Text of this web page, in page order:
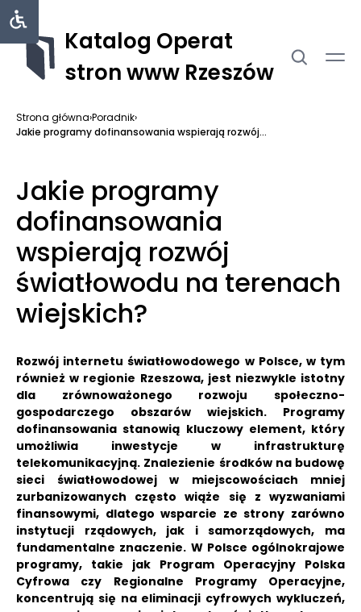
Katalog Operat
stron www Rzeszów
Strona główna›Poradnik›
Jakie programy dofinansowania wspierają rozwój...
Jakie programy
dofinansowania
wspierają rozwój
światłowodu na terenach
wiejskich?
Rozwój internetu światłowodowego w Polsce, w tym
również w regionie Rzeszowa, jest niezwykle istotny
dla zrównoważonego rozwoju społeczno-
gospodarczego obszarów wiejskich. Programy
dofinansowania stanowią kluczowy element, który
umożliwia inwestycje w infrastrukturę
telekomunikacyjną. Znalezienie środków na budowę
sieci światłowodowej w miejscowościach mniej
zurbanizowanych często wiąże się z wyzwaniami
finansowymi, dlatego wsparcie ze strony zarówno
instytucji rządowych, jak i samorządowych, ma
fundamentalne znaczenie. W Polsce ogólnokrajowe
programy, takie jak Program Operacyjny Polska
Cyfrowa czy Regionalne Programy Operacyjne,
koncentrują się na eliminacji cyfrowych wykluczeń,